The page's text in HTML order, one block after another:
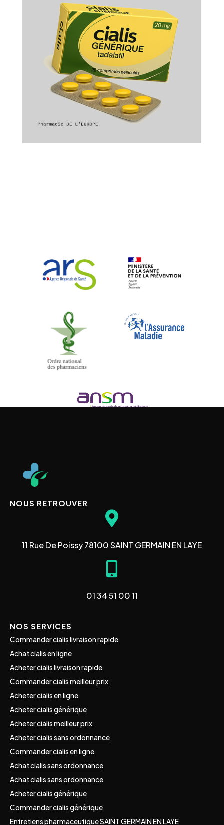
NOUS RETROUVER
11 Rue De Poissy 78100 SAINT GERMAIN EN LAYE
01 34 51 00 11
NOS SERVICES
Commander cialis livraison rapide
Achat cialis en ligne
Acheter cialis livraison rapide
Commander cialis meilleur prix
Acheter cialis en ligne
Acheter cialis générique
Acheter cialis meilleur prix
Acheter cialis sans ordonnance
Commander cialis en ligne
Achat cialis sans ordonnance
Achat cialis sans ordonnance
Acheter cialis générique
Commander cialis générique
Entretiens pharmaceutique SAINT GERMAIN EN LAYE